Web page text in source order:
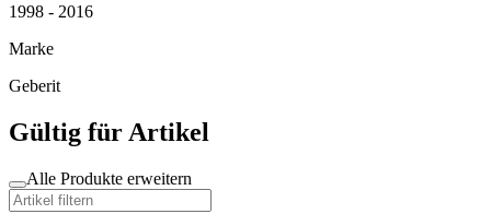
1998 - 2016
Marke
Geberit
Gültig für Artikel
Alle Produkte erweitern